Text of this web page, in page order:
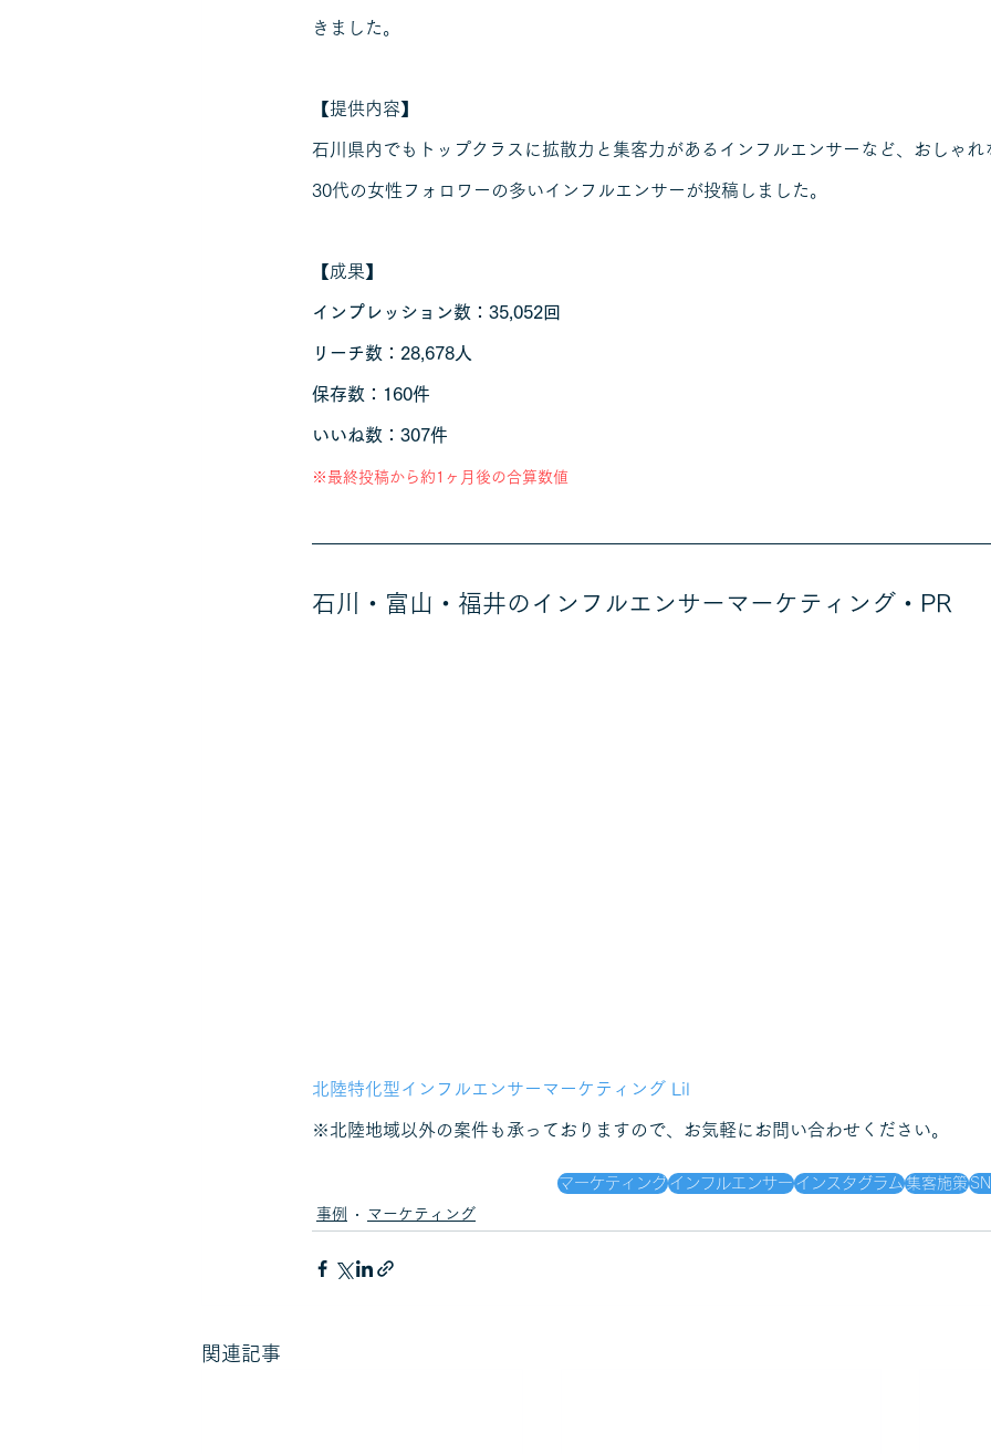
きました。
【提供内容】
石川県内でもトップクラスに拡散力と集客力があるインフルエンサーなど、おしゃれ
30代の女性フォロワーの多いインフルエンサーが投稿しました。
【成果】
インプレッション数：35,052回
リーチ数：28,678人
保存数：160件
いいね数：307件
※最終投稿から約1ヶ月後の合算数値
石川・富山・福井のインフルエンサーマーケティング・PR
北陸特化型インフルエンサーマーケティング Lil
※北陸地域以外の案件も承っておりますので、お気軽にお問い合わせください。
マーケティングインフルエンサーインスタグラム集客施策
事例
マーケティング
関連記事